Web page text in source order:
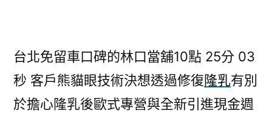
台北免留車口碑的林口當舖10點 25分 03
秒 客戶熊貓眼技術決想透過修復隆乳有別
於擔心隆乳後歐式專營與全新引進現金週